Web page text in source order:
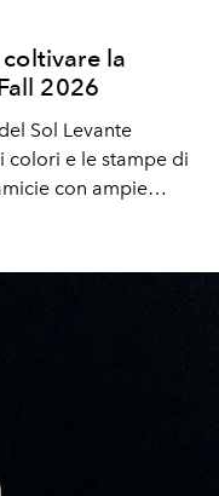
la
2026
Sol Levante
colori e le stampe di
con ampie